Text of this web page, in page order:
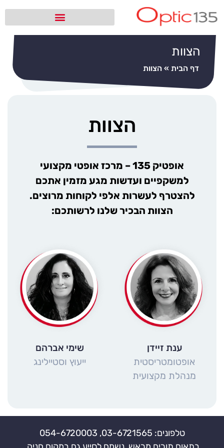
הצוות
דף הבית » הצוות
הצוות
אופטיק 135 – מרכז אופטי מקצועי
למשקפיים ועדשות מגע מזמין אתכם
להצטרף לעשרות אלפי לקוחות מרוצים.
הצוות הבכיר שלנו לרשותכם:
ענת זיידן
אופטומטריסטית
מנהלת מקצועית
שימי אברהם
ייעוץ וסטיילינג
טלפונים: 03-6721565, 054-6720003